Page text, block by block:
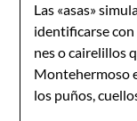
Las «asas»
identificarse
nes o cairelillos
Montehermoso
los puños,